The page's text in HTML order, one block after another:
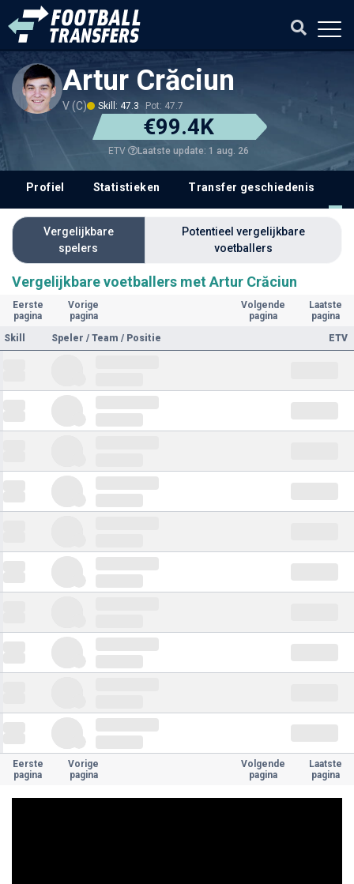
Artur Crăciun
V (C) Skill: 47.3 Pot: 47.7
€99.4K
ETV Laatste update: 1 aug. 26
Profiel Statistieken Transfer geschiedenis
Vergelijkbare
spelers
Potentieel vergelijkbare
voetballers
Vergelijkbare voetballers met Artur Crăciun
Eerste
pagina
Vorige
pagina
Volgende
pagina
Laatste
pagina
Skill
Speler / Team / Positie ETV
Eerste
pagina
Vorige
pagina
Volgende
pagina
Laatste
pagina